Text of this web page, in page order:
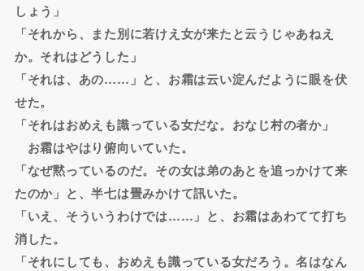
しょう」
「それから、また別に若けえ女が来たと云うじゃあねえ
か。それはどうした」
「それは、あの……」と、お霜は云い淀んだように眼を伏
せた。
「それはおめえも識っている女だな。おなじ村の者か」
お霜はやはり俯向いていた。
「なぜ黙っているのだ。その女は弟のあとを追っかけて来
たのか」と、半七は畳みかけて訊いた。
「いえ、そういうわけでは……」と、お霜はあわてて打ち
消した。
「それにしても、おめえも識っている女だろう。名はなん